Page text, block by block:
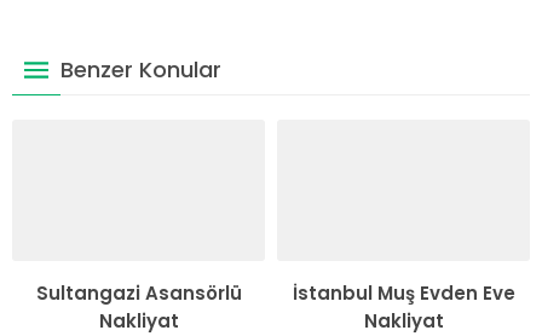
Benzer Konular
Sultangazi Asansörlü
Nakliyat
İstanbul Muş Evden Eve
Nakliyat